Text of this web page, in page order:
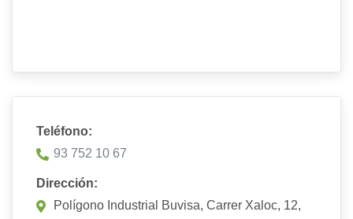
Teléfono:
93 752 10 67
Dirección:
Polígono Industrial Buvisa, Carrer Xaloc, 12,